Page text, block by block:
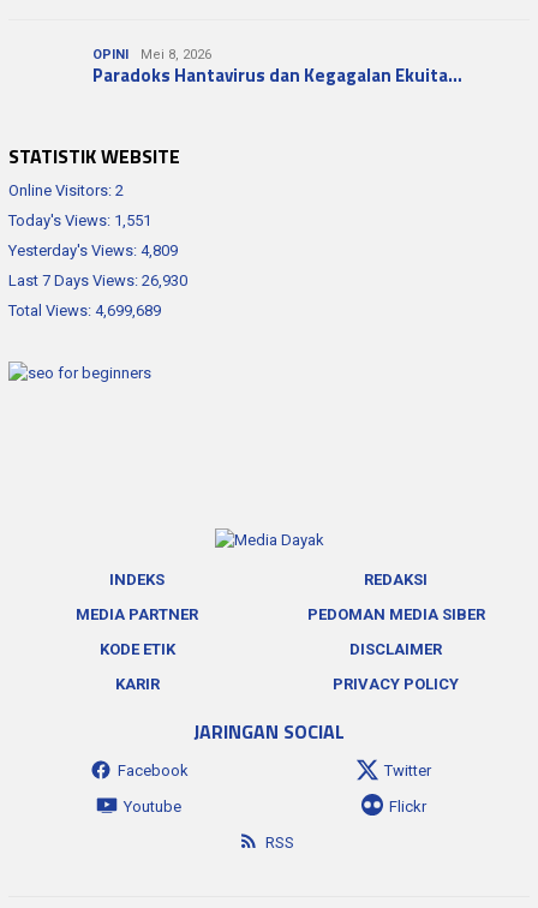
OPINI Mei 8, 2026
Paradoks Hantavirus dan Kegagalan Ekuita…
STATISTIK WEBSITE
Online Visitors: 2
Today's Views: 1,551
Yesterday's Views: 4,809
Last 7 Days Views: 26,930
Total Views: 4,699,689
INDEKS
REDAKSI
MEDIA PARTNER
PEDOMAN MEDIA SIBER
KODE ETIK
DISCLAIMER
KARIR
PRIVACY POLICY
JARINGAN SOCIAL
Facebook
Twitter
Youtube
Flickr
RSS